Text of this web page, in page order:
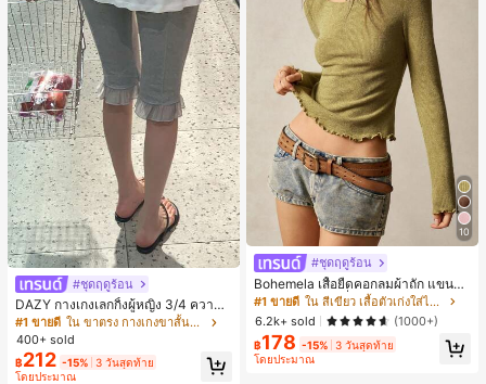
#ชุดฤดูร้อน
DAZY กางเกงเลกกิ้งผู้หญิง 3/4 ความย
าวขา ทรงเข้ารูป แต่งลูกไม้แบบปะติด
ลำลอง สำหรับวันหยุดฤดูร้อน
#1 ขายดี
ใน ขาตรง กางเกงขาสั้นผู้หญิง
400+ sold
฿212 -15% 3 วันสุดท้าย
โดยประมาณ
10
#ชุดฤดูร้อน
Bohemela เสื้อยืดคอกลมผ้าถัก แขนยา
ว สีเรียบ ใช้งานทั่วไป สำหรับผู้หญิง
#1 ขายดี
ใน สีเขียว เสื้อตัวเก่งใส่ได้ทุกวัน
6.2k+ sold
(1000+)
฿178 -15% 3 วันสุดท้าย
โดยประมาณ